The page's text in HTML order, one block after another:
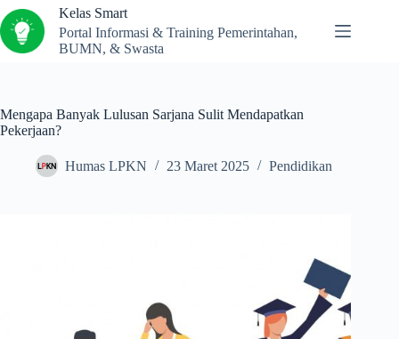
Kelas Smart
Portal Informasi & Training Pemerintahan,
BUMN, & Swasta
Mengapa Banyak Lulusan Sarjana Sulit Mendapatkan
Pekerjaan?
Humas LPKN 23 Maret 2025 Pendidikan